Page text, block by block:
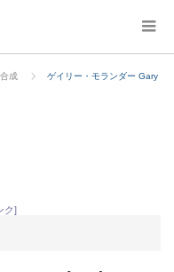
成
ゲイリー・モランダー Gary
ク]